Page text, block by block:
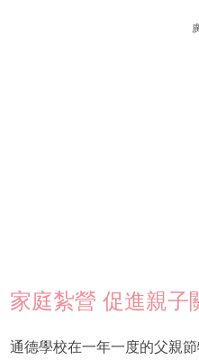
家庭紮營 促進親子
通德學校在一年一度的父親